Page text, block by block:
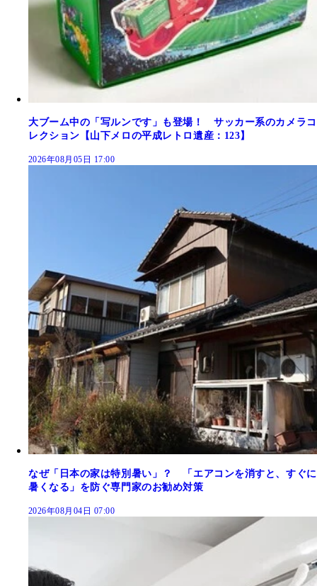
大ブーム中の「写ルンです」も登場！ サッカー系のカメラコ
レクション【山下メロの平成レトロ遺産：123】
2026年08月05日 17:00
なぜ「日本の家は特別暑い」？ 「エアコンを消すと、すぐに
暑くなる」を防ぐ専門家のお勧め対策
2026年08月04日 07:00